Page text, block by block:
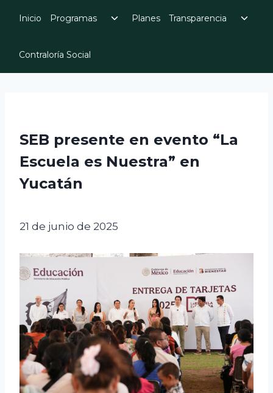
Inicio Programas
Toggle
childPlanes Transparencia
Contraloría Social
SEB presente en evento “La
Escuela es Nuestra” en
Yucatán
21 de junio de 2025